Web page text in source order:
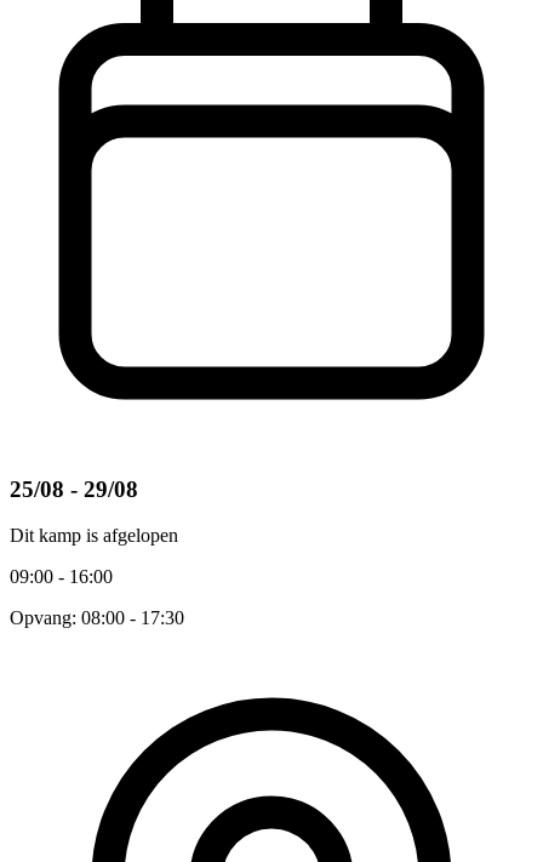
25/08 - 29/08
Dit kamp is afgelopen
09:00 - 16:00
Opvang: 08:00 - 17:30